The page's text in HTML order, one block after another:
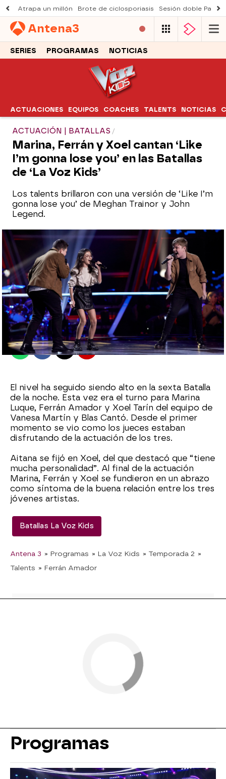
Atrapa un millón Brote de ciclosporiasis Sesión doble
Antena3
SERIES PROGRAMAS NOTICIAS
ACTUACIONES EQUIPOS COACHES TALENTS NOTICIAS
ACTUACIÓN | BATALLAS
Marina, Ferrán y Xoel cantan ‘Like
I’m gonna lose you’ en las Batallas
de ‘La Voz Kids’
Los talents brillaron con una versión de ‘Like I’m
gonna lose you’ de Meghan Trainor y John
Legend.
antena3.com
Madrid
Publicado: 25 de junio de 2021, 23:56
WhatsappFacebook
X Flipboard
El nivel ha seguido siendo alto en la sexta Batalla
de la noche. Esta vez era el turno para Marina
Luque, Ferrán Amador y Xoel Tarín del equipo de
Vanesa Martín y Blas Cantó. Desde el primer
momento se vio como los jueces estaban
disfrutando de la actuación de los tres.
Aitana se fijó en Xoel, del que destacó que “tiene
mucha personalidad”. Al final de la actuación
Marina, Ferrán y Xoel se fundieron en un abrazo
como síntoma de la buena relación entre los tres
jóvenes artistas.
Batallas La Voz Kids
Antena 3 » Programas » La Voz Kids » Temporada 2 »
Talents » Ferrán Amador
Programas